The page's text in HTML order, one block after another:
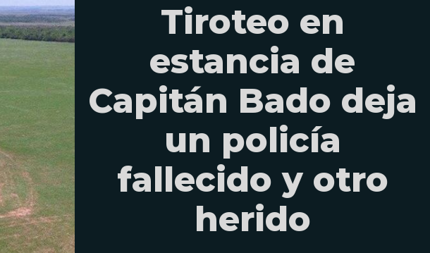
Tiroteo en
estancia de
Capitán Bado deja
un policía
fallecido y otro
herido